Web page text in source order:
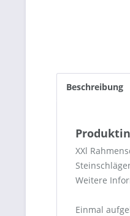
Beschreibung
XXl
Weitere
Einmal